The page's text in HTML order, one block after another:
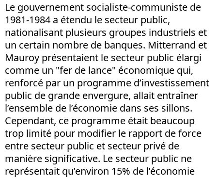
Le gouvernement socialiste-communiste de
1981-1984 a étendu le secteur public,
nationalisant plusieurs groupes industriels et
un certain nombre de banques. Mitterrand et
Mauroy présentaient le secteur public élargi
comme un "fer de lance" économique qui,
renforcé par un programme d’investissement
public de grande envergure, allait entraîner
l’ensemble de l’économie dans ses sillons.
Cependant, ce programme était beaucoup
trop limité pour modifier le rapport de force
entre secteur public et secteur privé de
manière significative. Le secteur public ne
représentait qu’environ 15% de l’économie